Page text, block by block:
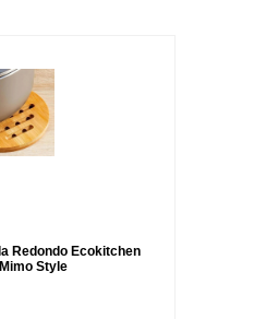
Redondo Ecokitchen
Style